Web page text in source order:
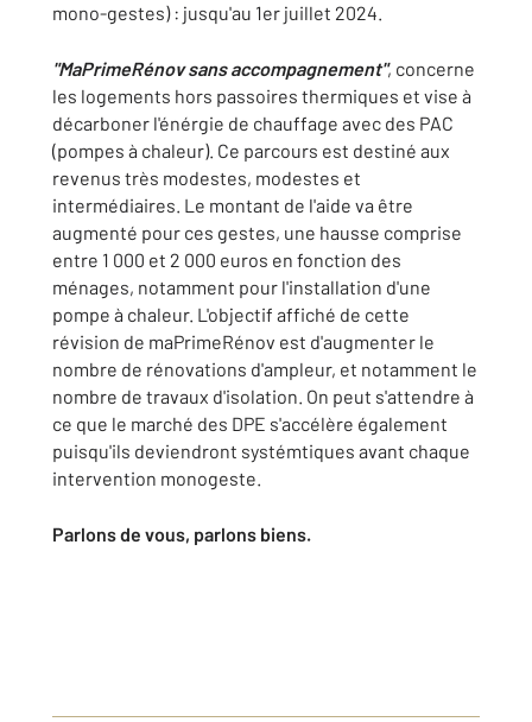
mono-gestes) : jusqu'au 1er juillet 2024.
"MaPrimeRénov sans accompagnement", concerne
les logements hors passoires thermiques et vise à
décarboner l'énérgie de chauffage avec des PAC
(pompes à chaleur). Ce parcours est destiné aux
revenus très modestes, modestes et
intermédiaires. Le montant de l'aide va être
augmenté pour ces gestes, une hausse comprise
entre 1 000 et 2 000 euros en fonction des
ménages, notamment pour l'installation d'une
pompe à chaleur. L'objectif affiché de cette
révision de maPrimeRénov est d'augmenter le
nombre de rénovations d'ampleur, et notamment le
nombre de travaux d'isolation. On peut s'attendre à
ce que le marché des DPE s'accélère également
puisqu'ils deviendront systémtiques avant chaque
intervention monogeste.
Parlons de vous, parlons biens.